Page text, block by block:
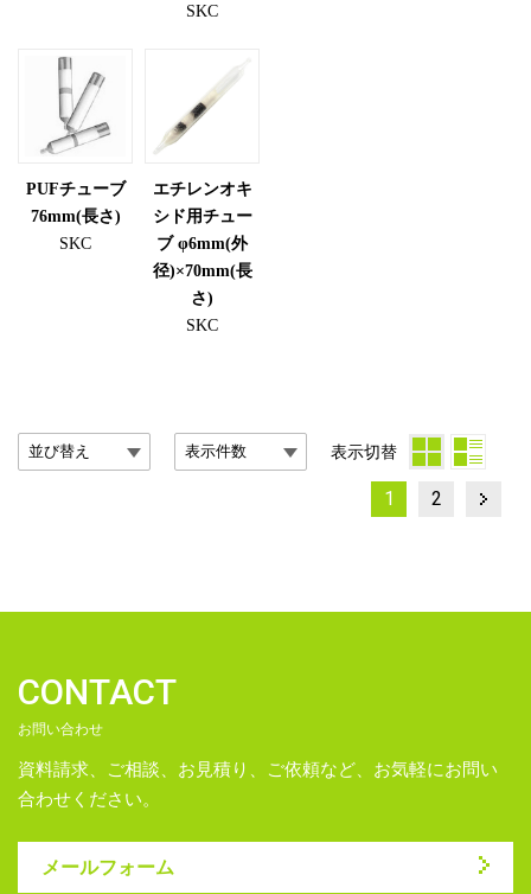
SKC
PUFチューブ
76mm(長さ)
SKC
エチレンオキ
シド用チュー
ブ φ6mm(外
径)×70mm(長
さ)
SKC
表示切替
投
Page
1 Page
2
CONTACT
お問い合わせ
資料請求、ご相談、お見積り、ご依頼など、お気軽にお問い
合わせください。
メールフォーム